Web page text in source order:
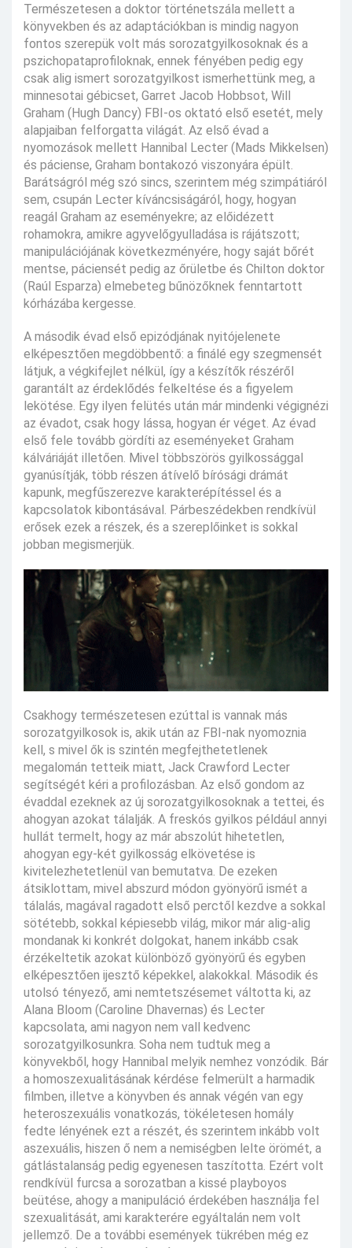
Természetesen a doktor történetszála mellett a
könyvekben és az adaptációkban is mindig nagyon
fontos szerepük volt más sorozatgyilkosoknak és a
pszichopataprofiloknak, ennek fényében pedig egy
csak alig ismert sorozatgyilkost ismerhettünk meg, a
minnesotai gébicset, Garret Jacob Hobbsot, Will
Graham (Hugh Dancy) FBI-os oktató első esetét, mely
alapjaiban felforgatta világát. Az első évad a
nyomozások mellett Hannibal Lecter (Mads Mikkelsen)
és páciense, Graham bontakozó viszonyára épült.
Barátságról még szó sincs, szerintem még szimpátiáról
sem, csupán Lecter kíváncsiságáról, hogy, hogyan
reagál Graham az eseményekre; az előidézett
rohamokra, amikre agyvelőgyulladása is rájátszott;
manipulációjának következményére, hogy saját bőrét
mentse, páciensét pedig az őrületbe és Chilton doktor
(Raúl Esparza) elmebeteg bűnözőknek fenntartott
kórházába kergesse.
A második évad első epizódjának nyitójelenete
elképesztően megdöbbentő: a finálé egy szegmensét
látjuk, a végkifejlet nélkül, így a készítők részéről
garantált az érdeklődés felkeltése és a figyelem
lekötése. Egy ilyen felütés után már mindenki végignézi
az évadot, csak hogy lássa, hogyan ér véget. Az évad
első fele tovább gördíti az eseményeket Graham
kálváriáját illetően. Mivel többszörös gyilkossággal
gyanúsítják, több részen átívelő bírósági drámát
kapunk, megfűszerezve karakterépítéssel és a
kapcsolatok kibontásával. Párbeszédekben rendkívül
erősek ezek a részek, és a szereplőinket is sokkal
jobban megismerjük.
Csakhogy természetesen ezúttal is vannak más
sorozatgyilkosok is, akik után az FBI-nak nyomoznia
kell, s mivel ők is szintén megfejthetetlenek
megalomán tetteik miatt, Jack Crawford Lecter
segítségét kéri a profilozásban. Az első gondom az
évaddal ezeknek az új sorozatgyilkosoknak a tettei, és
ahogyan azokat tálalják. A freskós gyilkos például annyi
hullát termelt, hogy az már abszolút hihetetlen,
ahogyan egy-két gyilkosság elkövetése is
kivitelezhetetlenül van bemutatva. De ezeken
átsiklottam, mivel abszurd módon gyönyörű ismét a
tálalás, magával ragadott első perctől kezdve a sokkal
sötétebb, sokkal képiesebb világ, mikor már alig-alig
mondanak ki konkrét dolgokat, hanem inkább csak
érzékeltetik azokat különböző gyönyörű és egyben
elképesztően ijesztő képekkel, alakokkal. Második és
utolsó tényező, ami nemtetszésemet váltotta ki, az
Alana Bloom (Caroline Dhavernas) és Lecter
kapcsolata, ami nagyon nem vall kedvenc
sorozatgyilkosunkra. Soha nem tudtuk meg a
könyvekből, hogy Hannibal melyik nemhez vonzódik. Bár
a homoszexualitásának kérdése felmerült a harmadik
filmben, illetve a könyvben és annak végén van egy
heteroszexuális vonatkozás, tökéletesen homály
fedte lényének ezt a részét, és szerintem inkább volt
aszexuális, hiszen ő nem a nemiségben lelte örömét, a
gátlástalanság pedig egyenesen taszította. Ezért volt
rendkívül furcsa a sorozatban a kissé playboyos
beütése, ahogy a manipuláció érdekében használja fel
szexualitását, ami karakterére egyáltalán nem volt
jellemző. De a további események tükrében még ez